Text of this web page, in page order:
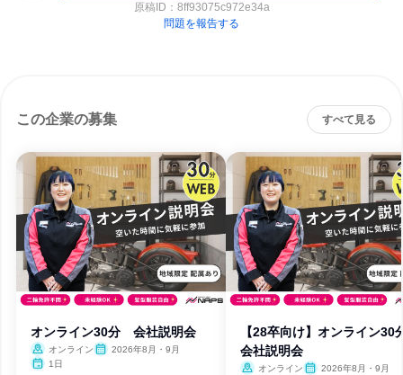
原稿ID： 8ff93075c972e34a
問題を報告する
この企業の募集 すべて見る
オンライン30分 会社説明会
オンライン
2026年8月・9月
1日
【28卒向け】オンライン
会社説明会
オンライン
2026年8月・9月